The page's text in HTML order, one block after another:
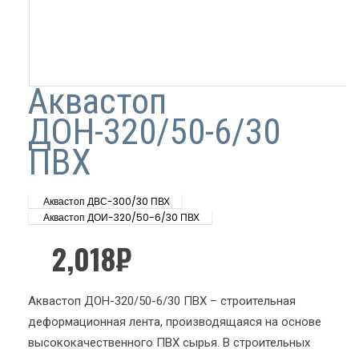
Аквастоп
ДОН-320/50-6/30
ПВХ
Аквастоп ДВС-300/30 ПВХ
Аквастоп ДОИ-320/50-6/30 ПВХ
2,018₽
Аквастоп ДОН-320/50-6/30 ПВХ – строительная
деформационная лента, производящаяся на основе
высококачественного ПВХ сырья. В строительных